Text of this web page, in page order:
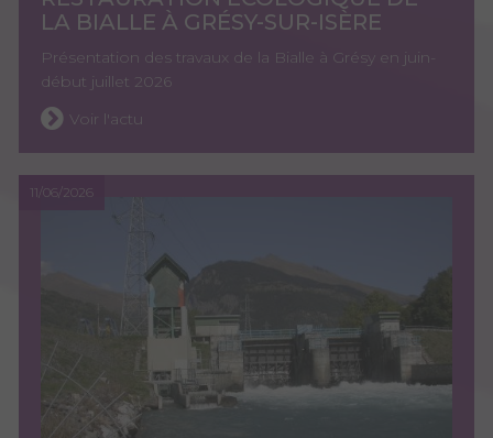
LA BIALLE À GRÉSY-SUR-ISÈRE
Présentation des travaux de la Bialle à Grésy en juin-
début juillet 2026
Voir l'actu
11/06/2026